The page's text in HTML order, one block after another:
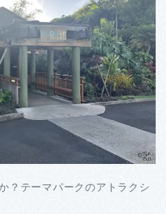
？テーマパークのアトラクシ